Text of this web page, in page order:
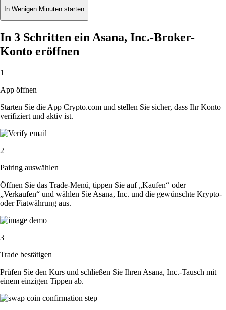
In Wenigen Minuten starten
In 3 Schritten ein Asana, Inc.-Broker-
Konto eröffnen
1
App öffnen
Starten Sie die App Crypto.com und stellen Sie sicher, dass Ihr Konto
verifiziert und aktiv ist.
2
Pairing auswählen
Öffnen Sie das Trade-Menü, tippen Sie auf „Kaufen“ oder
„Verkaufen“ und wählen Sie Asana, Inc. und die gewünschte Krypto-
oder Fiatwährung aus.
3
Trade bestätigen
Prüfen Sie den Kurs und schließen Sie Ihren Asana, Inc.-Tausch mit
einem einzigen Tippen ab.